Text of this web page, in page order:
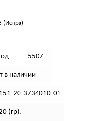
(Искра)
5507
в наличии
20-3734010-01
(гр).